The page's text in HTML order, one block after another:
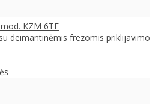
KZM 6TF
deimantinėmis frezomis priklijavimo